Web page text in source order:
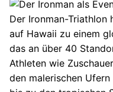
Der Ironman-Triathlon
auf Hawaii zu einem
das an über 40
Athleten wie
den malerischen